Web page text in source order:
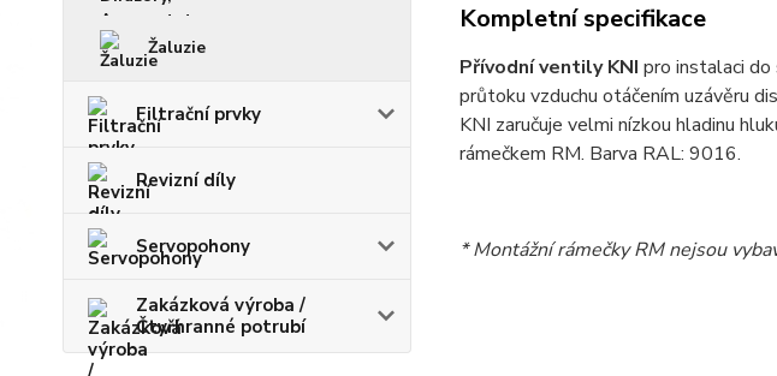
Žaluzie
Filtrační prvky
Revizní díly
Servopohony
Zakázková výroba /
Čtyřhranné potrubí
Kompletní specifikace
Přívodní ventily KNI pro instalaci do
průtoku vzduchu otáčením uzávěru
KNI zaručuje velmi nízkou hladinu
rámečkem RM. Barva RAL: 9016.
* Montážní rámečky RM nejsou